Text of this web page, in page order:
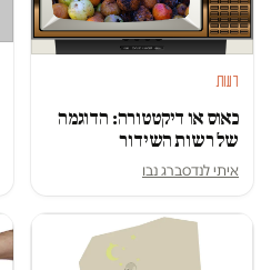
דעות
כאוס או דיקטטורה: הדוגמה
של רשות השידור
איתי לנדסברג נבו